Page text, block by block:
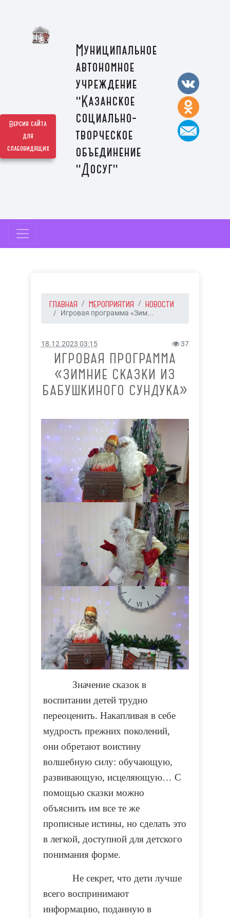
Версия сайта
для
слабовидящих
Муниципальное
автономное
учреждение
"Казанское
социально-
творческое
объединение
"Досуг"
ГЛАВНАЯ МЕРОПРИЯТИЯ НОВОСТИ
Игровая программа «Зим...
18.12.2023 03:15 37
ИГРОВАЯ ПРОГРАММА
«ЗИМНИЕ СКАЗКИ ИЗ
БАБУШКИНОГО СУНДУКА»
Значение сказок в
воспитании детей трудно
переоценить. Накапливая в себе
мудрость прежних поколений,
они обретают воистину
волшебную силу: обучающую,
развивающую, исцеляющую… С
помощью сказки можно
объяснить им все те же
прописные истины, но сделать это
в легкой, доступной для детского
понимания форме.
Не секрет, что дети лучше
всего воспринимают
информацию, поданную в